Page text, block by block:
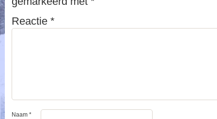
Reactie*
Naam*